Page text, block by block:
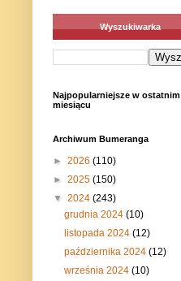
Wyszukiwarka
Najpopularniejsze w ostatnim
miesiącu
Archiwum Bumeranga
► 2026 (110)
► 2025 (150)
▼ 2024 (243)
grudnia 2024(10)
listopada 2024(12)
października 2024(12)
września 2024(10)